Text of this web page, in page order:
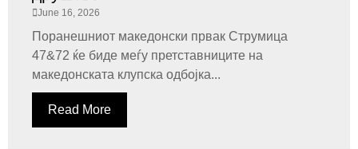
June 16, 2026
Поранешниот македонски првак Струмица
47&72 ќе биде меѓу претставниците на
македонската клупска одбојка...
Read More